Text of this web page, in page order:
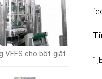
VFFS cho bột giặt